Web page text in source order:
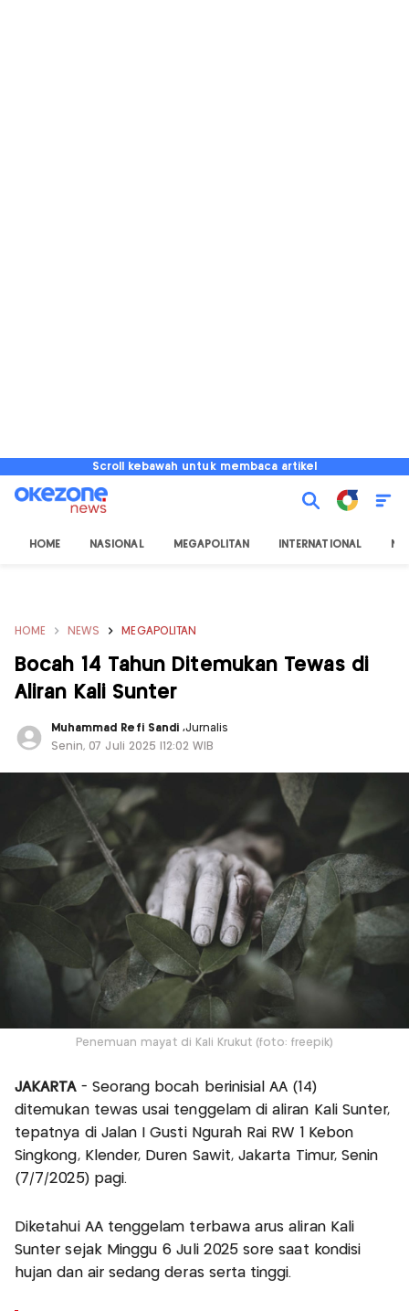
Scroll kebawah untuk membaca artikel
HOME NASIONAL MEGAPOLITAN INTERNATIONAL
HOME NEWS MEGAPOLITAN
Bocah 14 Tahun Ditemukan Tewas di
Aliran Kali Sunter
Muhammad Refi Sandi ,Jurnalis
Senin, 07 Juli 2025 |12:02 WIB
Penemuan mayat di Kali Krukut (foto: freepik)
JAKARTA - Seorang bocah berinisial AA (14)
ditemukan tewas usai tenggelam di aliran Kali Sunter,
tepatnya di Jalan I Gusti Ngurah Rai RW 1 Kebon
Singkong, Klender, Duren Sawit, Jakarta Timur, Senin
(7/7/2025) pagi.
Diketahui AA tenggelam terbawa arus aliran Kali
Sunter sejak Minggu 6 Juli 2025 sore saat kondisi
hujan dan air sedang deras serta tinggi.